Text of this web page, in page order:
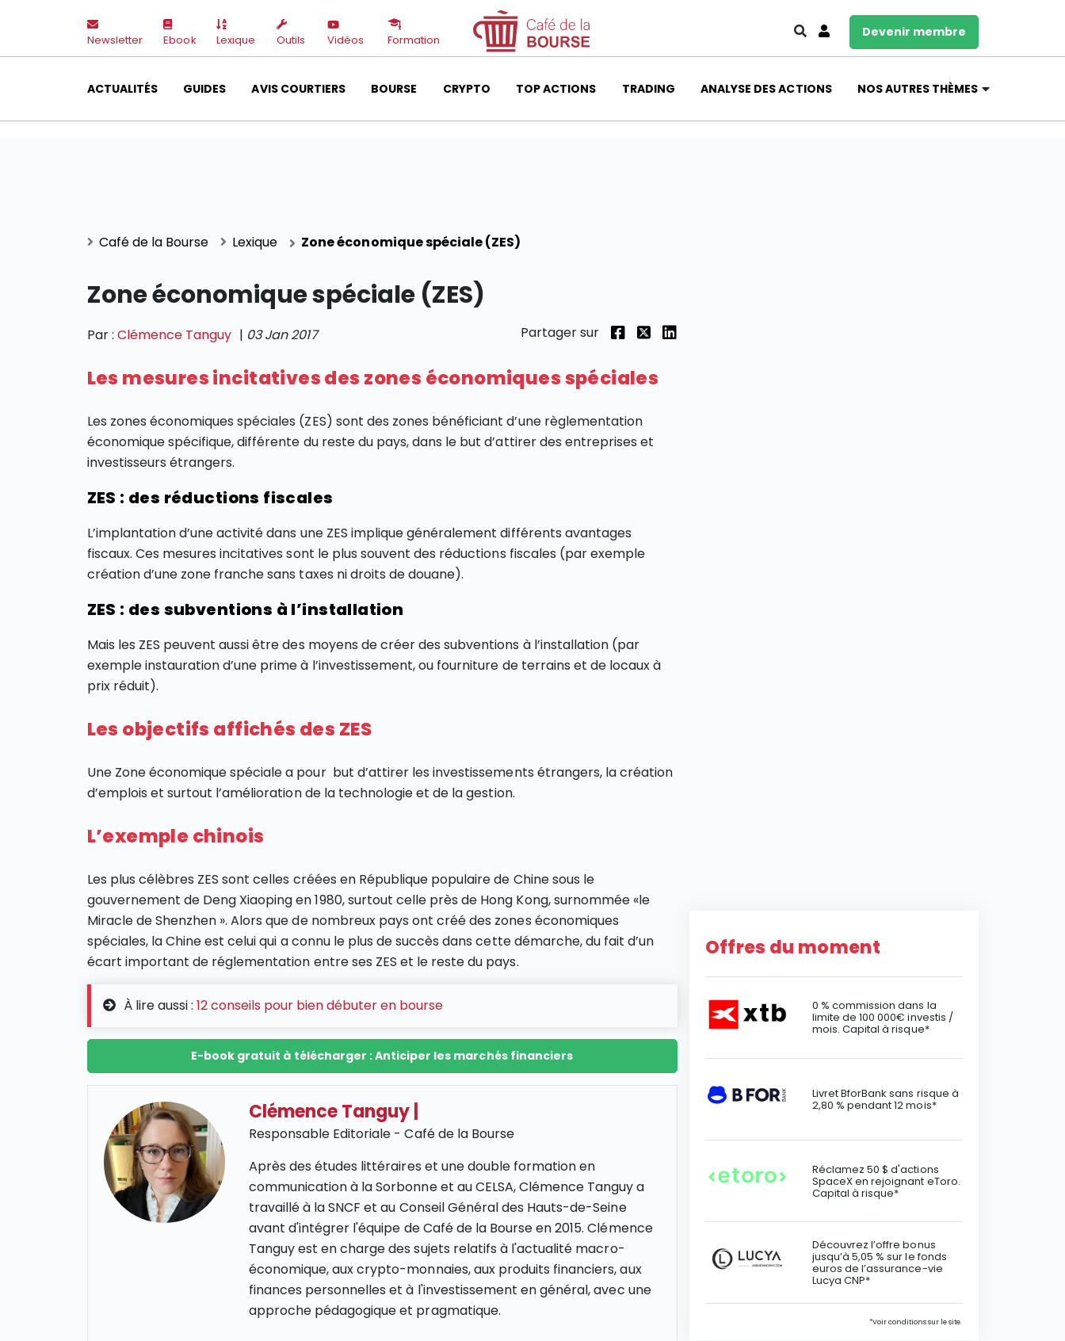
Newsletter Ebook Lexique Outils Vidéos Formation
Devenir membre
ACTUALITÉS GUIDES AVIS COURTIERS BOURSE CRYPTO TOP ACTIONS TRADING ANALYSE DES ACTIONS NOS AUTRES THÈMES
Café de la Bourse Lexique Zone économique spéciale (ZES)
Zone économique spéciale (ZES)
Par : Clémence Tanguy | 03 Jan 2017 Partager sur
Les mesures incitatives des zones économiques spéciales
Les zones économiques spéciales (ZES) sont des zones bénéficiant d’une règlementation
économique spécifique, différente du reste du pays, dans le but d’attirer des entreprises et
investisseurs étrangers.
ZES : des réductions fiscales
L’implantation d’une activité dans une ZES implique généralement différents avantages
fiscaux. Ces mesures incitatives sont le plus souvent des réductions fiscales (par exemple
création d’une zone franche sans taxes ni droits de douane).
ZES : des subventions à l’installation
Mais les ZES peuvent aussi être des moyens de créer des subventions à l’installation (par
exemple instauration d’une prime à l’investissement, ou fourniture de terrains et de locaux à
prix réduit).
Les objectifs affichés des ZES
Une Zone économique spéciale a pour but d’attirer les investissements étrangers, la création
d’emplois et surtout l’amélioration de la technologie et de la gestion.
L’exemple chinois
Les plus célèbres ZES sont celles créées en République populaire de Chine sous le
gouvernement de Deng Xiaoping en 1980, surtout celle près de Hong Kong, surnommée «le
Miracle de Shenzhen ». Alors que de nombreux pays ont créé des zones économiques
spéciales, la Chine est celui qui a connu le plus de succès dans cette démarche, du fait d’un
écart important de réglementation entre ses ZES et le reste du pays.
À lire aussi : 12 conseils pour bien débuter en bourse
E-book gratuit à télécharger : Anticiper les marchés financiers
Clémence Tanguy
Responsable Editoriale - Café de la Bourse
Après des études littéraires et une double formation en
communication à la Sorbonne et au CELSA, Clémence Tanguy a
travaillé à la SNCF et au Conseil Général des Hauts-de-Seine
avant d'intégrer l'équipe de Café de la Bourse en 2015. Clémence
Tanguy est en charge des sujets relatifs à l'actualité macro-
économique, aux crypto-monnaies, aux produits financiers, aux
finances personnelles et à l'investissement en général, avec une
approche pédagogique et pragmatique.
Offres du moment
0 % commission dans la
limite de 100 000€ investis /
mois. Capital à risque*
Livret BforBank sans risque à
2,80 % pendant 12 mois*
Réclamez 50 $ d'actions
SpaceX en rejoignant eToro.
Capital à risque*
Découvrez l’offre bonus
jusqu’à 5,05 % sur le fonds
euros de l’assurance-vie
Lucya CNP*
*Voir conditions sur le site.